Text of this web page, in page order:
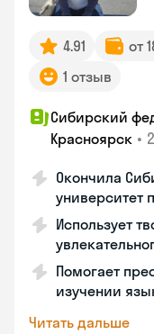
4.91 от
1 отзыв
Сибирский
Красноярск •
Окончила
университет
Использует
Помогает
изучении
Читать дальше